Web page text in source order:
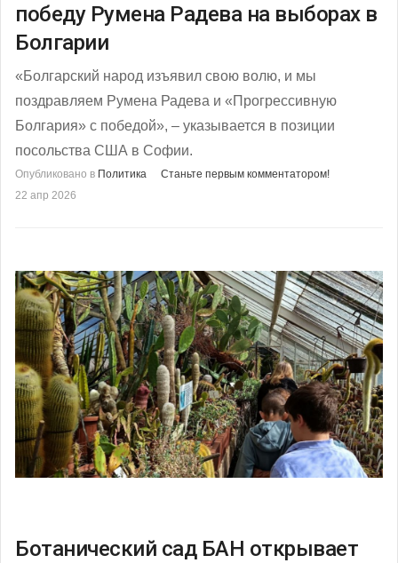
победу Румена Радева на выборах в
Болгарии
«Болгарский народ изъявил свою волю, и мы
поздравляем Румена Радева и «Прогрессивную
Болгария» с победой», – указывается в позиции
посольства США в Софии.
Опубликовано в Политика
Станьте первым комментатором!
22 апр 2026
Ботанический сад БАН открывает